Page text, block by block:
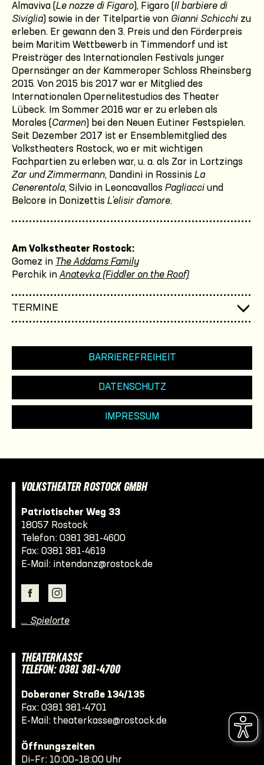
Almaviva (Le nozze di Figaro), Figaro (Il barbiere di
Siviglia) sowie in der Titelpartie von Gianni Schicchi zu
erleben. Er gewann den 3. Preis und den Förderpreis
beim Maritim Wettbewerb in Timmendorf und ist
Preisträger des Internationalen Festivals junger
Opernsänger an der Kammeroper Schloss Rheinsberg
2015. Von 2015 bis 2017 war er Mitglied des
Internationalen Opernelitestudios des Theater
Lübeck. Im Sommer 2016 war er zu erleben als
Morales (Carmen) bei den Neuen Eutiner Festspielen.
Seit Dezember 2017 ist er Ensemblemitglied des
Volkstheaters Rostock, wo er mit wichtigen
Fachpartien zu erleben war, u. a. als Zar in Lortzings
Zar und Zimmermann, Dandini in Rossinis La
Cenerentola, Silvio in Leoncavallos Pagliacci und
Belcore in Donizettis L'elisir d'amore.
Am Volkstheater Rostock:
Gomez in The Addams Family
Perchik in Anatevka (Fiddler on the Roof)
TERMINE
BARRIEREFREIHEIT
DATENSCHUTZ
IMPRESSUM
VOLKSTHEATER ROSTOCK GMBH
Patriotischer Weg 33
18057 Rostock
Telefon: 0381 381-4600
Fax: 0381 381-4619
E-Mail: intendanz@rostock.de
… Spielorte
THEATERKASSE
TELEFON: 0381 381-4700
Doberaner Straße 134/135
Fax: 0381 381-4701
E-Mail: theaterkasse@rostock.de
Öffnungszeiten
Di–Fr: 10:00–18:00 Uhr